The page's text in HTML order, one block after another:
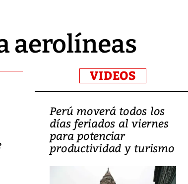
aerolíneas
VIDEOS
Perú moverá todos los
días feriados al viernes
para potenciar
productividad y turismo